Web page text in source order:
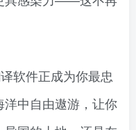
软件正成为你最忠
中自由遨游，让你